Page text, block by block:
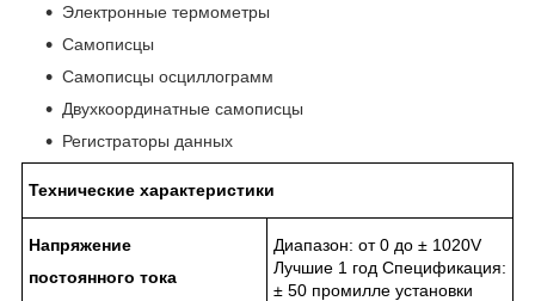
Электронные термометры
Самописцы
Самописцы осциллограмм
Двухкоординатные самописцы
Регистраторы данных
Технические характеристики
Напряжение
постоянного тока
Диапазон: от 0 до ± 1020V
Лучшие 1 год Спецификация:
± 50 промилле установки